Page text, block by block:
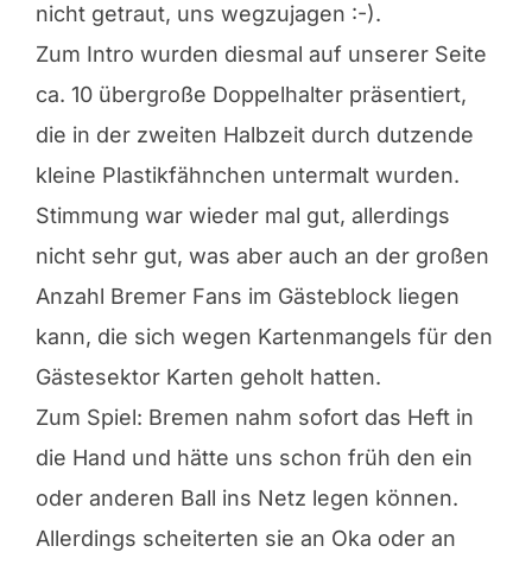
nicht getraut, uns wegzujagen :-).
Zum Intro wurden diesmal auf unserer Seite
ca. 10 übergroße Doppelhalter präsentiert,
die in der zweiten Halbzeit durch dutzende
kleine Plastikfähnchen untermalt wurden.
Stimmung war wieder mal gut, allerdings
nicht sehr gut, was aber auch an der großen
Anzahl Bremer Fans im Gästeblock liegen
kann, die sich wegen Kartenmangels für den
Gästesektor Karten geholt hatten.
Zum Spiel: Bremen nahm sofort das Heft in
die Hand und hätte uns schon früh den ein
oder anderen Ball ins Netz legen können.
Allerdings scheiterten sie an Oka oder an